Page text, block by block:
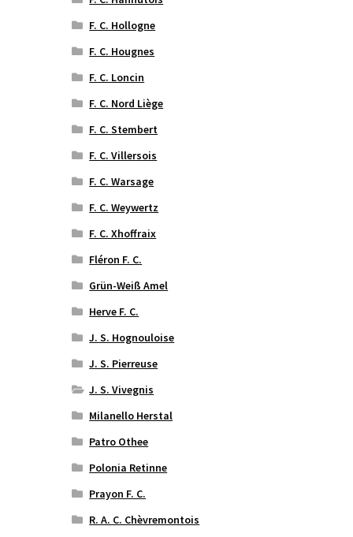
F. C. Hollogne
F. C. Hougnes
F. C. Loncin
F. C. Nord Liège
F. C. Stembert
F. C. Villersois
F. C. Warsage
F. C. Weywertz
F. C. Xhoffraix
Fléron F. C.
Grün-Weiß Amel
Herve F. C.
J. S. Hognouloise
J. S. Pierreuse
J. S. Vivegnis
Milanello Herstal
Patro Othee
Polonia Retinne
Prayon F. C.
R. A. C. Chèvremontois